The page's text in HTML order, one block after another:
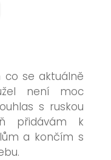
co se aktuálně
není moc
s ruskou
přidávám k
a končím s